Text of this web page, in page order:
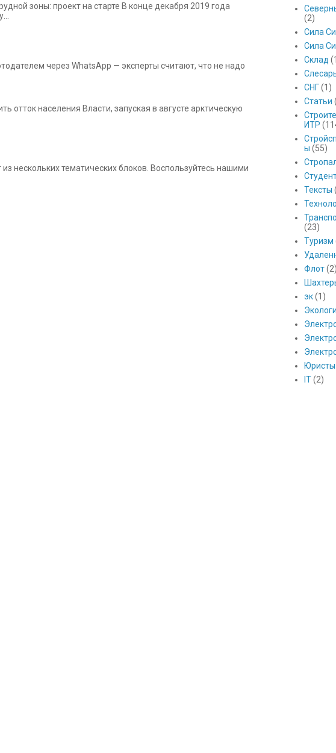
зоны: проект на старте В конце декабря 2019 года
через WhatsApp — эксперты считают, что не надо
отток населения Власти, запуская в августе арктическую
нескольких тематических блоков. Воспользуйтесь нашими
(2)
Сила
Сила
Склад
СНГ (1)
Статьи
ИТР
ы (55)
Тексты
(23)
Туризм
Флот
эк (1)
Юристы
IT (2)